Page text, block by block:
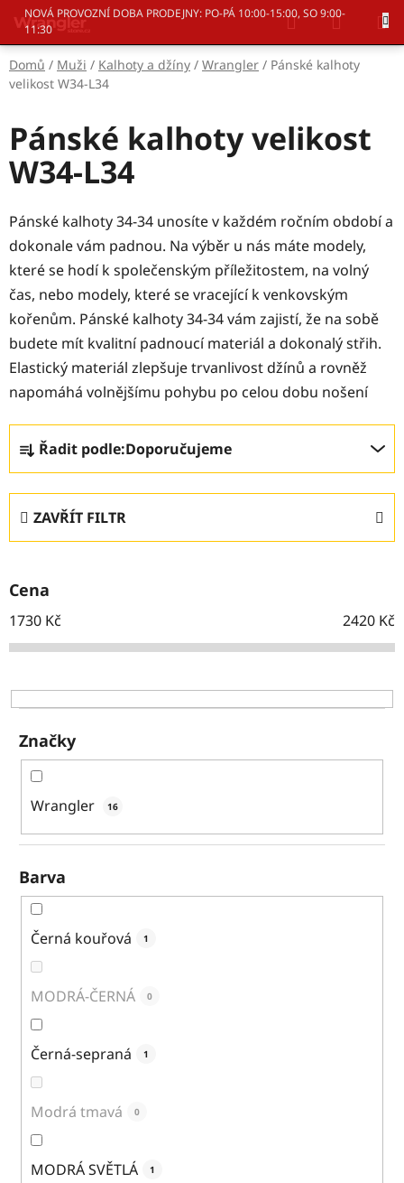
Přejít
obsah
NOVÁ PROVOZNÍ DOBA PRODEJNY: PO-PÁ 10:00-15:00, SO 9:00-
11:30
Hledat
KOŠÍK
Domů / Muži / Kalhoty a džíny / Wrangler / Pánské kalhoty
velikost W34-L34
Pánské kalhoty velikost
W34-L34
Pánské kalhoty 34-34 unosíte v každém ročním období a
dokonale vám padnou. Na výběr u nás máte modely,
které se hodí k společenským příležitostem, na volný
čas, nebo modely, které se vracející k venkovským
kořenům. Pánské kalhoty 34-34 vám zajistí, že na sobě
budete mít kvalitní padnoucí materiál a dokonalý střih.
Elastický materiál zlepšuje trvanlivost džínů a rovněž
napomáhá volnějšímu pohybu po celou dobu nošení
Ř
a
z
n
í
r
o
d
k
t
ů
Řadit podle:Doporučujeme
ZAVŘÍT FILTR
Cena
1730 Kč 2420 Kč
Značky
Wrangler 16
Barva
Černá kouřová 1
MODRÁ-ČERNÁ 0
Černá-sepraná 1
Modrá tmavá 0
MODRÁ SVĚTLÁ 1